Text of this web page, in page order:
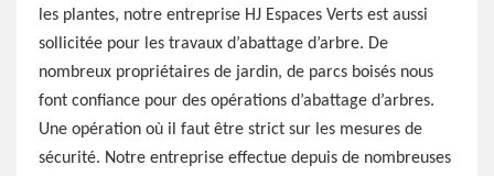
les plantes, notre entreprise HJ Espaces Verts est aussi
sollicitée pour les travaux d’abattage d’arbre. De
nombreux propriétaires de jardin, de parcs boisés nous
font confiance pour des opérations d’abattage d’arbres.
Une opération où il faut être strict sur les mesures de
sécurité. Notre entreprise effectue depuis de nombreuses